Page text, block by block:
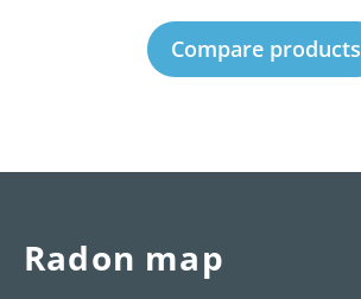
Compare products
Radon map